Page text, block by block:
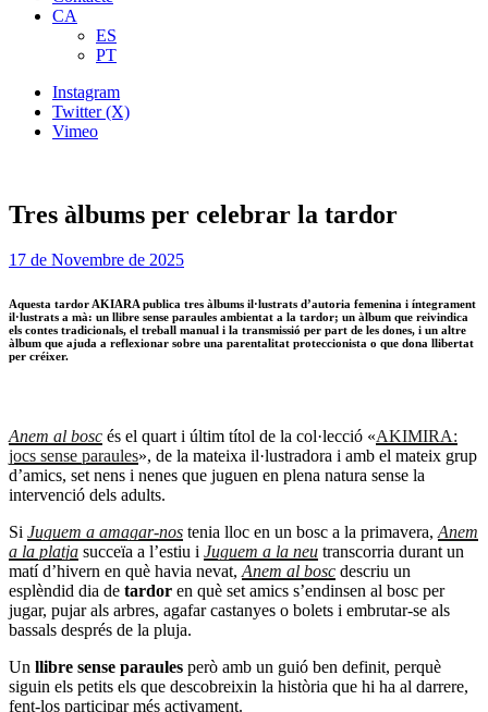
CA
ES
PT
Instagram
Twitter (X)
Vimeo
Tres àlbums per celebrar la tardor
17 de Novembre de 2025
Aquesta tardor AKIARA publica tres àlbums il·lustrats d’autoria femenina i íntegrament
il·lustrats a mà: un llibre sense paraules ambientat a la tardor; un àlbum que reivindica
els contes tradicionals, el treball manual i la transmissió per part de les dones, i un altre
àlbum que ajuda a reflexionar sobre una parentalitat proteccionista o que dona llibertat
per créixer.
Anem al bosc és el quart i últim títol de la col·lecció «AKIMIRA:
jocs sense paraules», de la mateixa il·lustradora i amb el mateix grup
d’amics, set nens i nenes que juguen en plena natura sense la
intervenció dels adults.
Si Juguem a amagar-nos tenia lloc en un bosc a la primavera, Anem
a la platja succeïa a l’estiu i Juguem a la neu transcorria durant un
matí d’hivern en què havia nevat, Anem al bosc descriu un
esplèndid dia de tardor en què set amics s’endinsen al bosc per
jugar, pujar als arbres, agafar castanyes o bolets i embrutar-se als
bassals després de la pluja.
Un llibre sense paraules però amb un guió ben definit, perquè
siguin els petits els que descobreixin la història que hi ha al darrere,
fent-los participar més activament.